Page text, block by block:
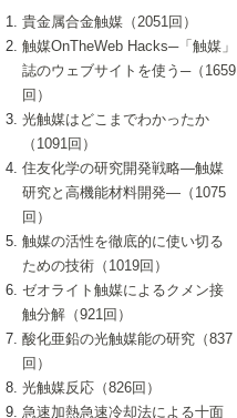
8号 高機能化ポリオレフィンに向けた重合
触媒の最近の進展
7号 持続可能社会実現のための触媒および
触媒関連技術
5号 若手会員による触媒研究の未来展望1：
企業編
6号 第102回触媒討論会
7号 触媒・化学反応における計算化学の進
8号 若手研究者による触媒研究の未来展望
2：大学・研究所編
5号 こんな物質，あんな物質―新たな触媒
の可能性―
7号 『結晶の化学』を活かした触媒研究
8号 イオン液体の応用
5号 水素製造・貯蔵のための触媒技術の新
しい展開
6号 第98回触媒討論会
7号 基礎化学品製造の触媒技術
8号 多機能型リアクター
4号 水分解用光触媒材料
5号 時間分解分光の進歩と応用
6号 第96回触媒討論会
8号 超臨界流体を用いた化学プロセスの新
2号 第93回触媒討論会
3号 特殊エネルギー場の触媒反応
4号 生体内における金属の触媒作用
5号 ファインケミカルズの展開に寄与する
6号 第94回触媒討論会
7号 サブナノレベルでみた新しい表面現象
8号 オレフィン重合触媒の新たな展
1号 なぜこの触媒が良いのか？
2号 第91回触媒討論会
3号 最近の自動車排ガス処理技術
4号 触媒研究の現状と将来─第90回触媒討論
5号 基礎化学品製造の触媒技術
6号 第92回触媒討論会
7号 基礎化学品製造の触媒技術
8号 資源の循環と触媒技術
▼44巻（2002年）
1号 高次制御された触媒の化学
2号 第89回触媒討論会
3号 触媒を利用した電気化学の新展開
4号 ナノ材料の調製と機能化
5号 こんな触媒が欲しい
6号 第90回触媒討論会
7号 触媒研究と学術雑誌/情報
8号 若い世代からみた触媒化学の現状と未
▼43巻（2001年）
1号 グリーンケミストリーと触媒
2号 第87回触媒討論会特集号
3号 生体触媒とバイオプロセス
4号 水素製造・利用の触媒化学
5号 触媒研究における新しい切り口：コン
ビナトリアルケミストリー
6号 第88回触媒討論会特集号
7号 企業における触媒研究のブレークスル
8号 この材料を触媒として使ってみません
▼42巻（2000年）
1号 触媒反応工学の明日を拓く
2号 第85回触媒討論会
3号 反応ダイナミクス
5号 触媒のおもしろさをどのように伝える
6号 第86回触媒討論会
7号 水素化精製触媒の新しい展開
8号 新しい反応性と機能性を目指した金属
クラスタ-化学
▼41巻（1999年）
1号 孔、穴、あな?-特異な空間とその利用-
2号 第83回触媒討論会
3号 均一系触媒反応最前線
4号 実用炭素材料の新展開
5号 研究の方法論を考える
7号 機能性金属材料と触媒
8号 触媒研究へのNMRの応用と展望
▼40巻（1998年）
進展と21世紀への提言/創立40周年記念・触
媒学会この10年の歩みとこれから/創立40周
2号 第81回触媒討論会
3号 計算機触媒化学へのさそい
4号 触媒劣化の制御と予測
5号 最新の実用プロセスと触媒
6号 第82回触媒討論会
1号 均一系と不均一系触媒反応-その特徴と
接点
2号 第79回触媒討論会
3号 最新NO除去触媒の実用化研究
4号 新しい反応場を目指した触媒調製
5号 反応・分離技術の新しい展開
6号 第80回触媒討論会
▼38巻（1996年）
1号 触媒の構造と触媒作用/C1化学を中心と
する21世紀への触媒
3号 オリンピックメダル:金・銀・銅はどん
な触媒作用を示すか
4号 触媒作用における機能の複合化
▼37巻（1995年）
1号 ファインケミカルズと固体触媒
2号 第75回触媒討論会
3号 希土類を利用した触媒
4号 触媒とリサイクル
5号 エネルギー変換触媒
▼36巻（1994年）
1号 電気化学と触媒
2号 第73回触媒討論会
3号 C4化学の展開
4号 《通常号》
▼35巻（1993年）
1号 工業触媒開発マニュアル―探索から工
業化まで
2号 第71回触媒討論会
▼34巻（1992年）
1号 インパクトを与えたこの研究
2号 第69回触媒討論会
▼33巻（1991年）
1号 触媒プロセス開発マニュアル―探索か
▼32巻（1990年）
貴金属合金触媒（2051回）
触媒OnTheWeb Hacks─「触媒」
誌のウェブサイトを使う─（1659
回）
光触媒はどこまでわかったか
（1091回）
住友化学の研究開発戦略―触媒
研究と高機能材料開発―（1075
回）
触媒の活性を徹底的に使い切る
ための技術（1019回）
ゼオライト触媒によるクメン接
触分解（921回）
酸化亜鉛の光触媒能の研究（837
回）
光触媒反応（826回）
急速加熱急速冷却法による十面